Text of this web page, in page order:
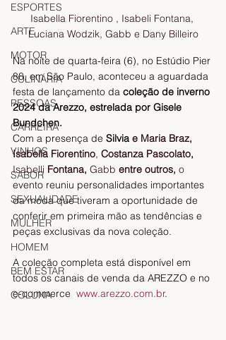
ESPORTES
ARTE
MOTOR
CULINÁRIA
PESSOAS
CARREIRA
VINHOS
SABOR
SEXUALIDADE
MULHER
HOMEM
BEM ESTAR
COLUNA
Isabella Fiorentino , Isabeli Fontana,
Luciana Wodzik, Gabb e Dany Billeiro
Na noite de quarta-feira (6), no Estúdio Pier
88, em São Paulo, aconteceu a aguardada
festa de lançamento da coleção de inverno
2024 da Arezzo, estrelada por Gisele
Bundchen.
Com a presença de Silvia e Maria Braz,
Isabella Fiorentino, Costanza Pascolato,
Isabelli Fontana, Gabb entre outros, o
evento reuniu personalidades importantes
da moda que tiveram a oportunidade de
conferir em primeira mão as tendências e
peças exclusivas da nova coleção.
A coleção completa está disponível em
todos os canais de venda da AREZZO e no
e-commerce www.arezzo.com.br.